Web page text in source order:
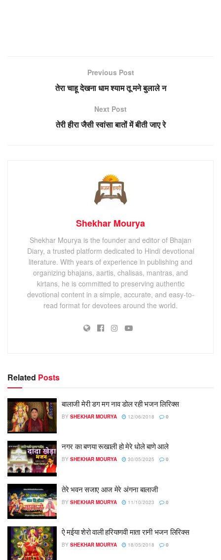
Previous Post
तेरा चाहू देखना धाम श्याम तू मने बुलाले न
Next Post
तेरी हीरा जैसी स्वांसा बातों में बीती जाए रे
Shekhar Mourya
Shekhar Mourya is the founder and editor of Bhajan
Diary, a trusted platform dedicated to Hindi devotional
literature. With years of experience in publishing and
organizing bhajans, aartis, chalisas, mantras, and
kirtans, he is committed to preserving authentic
devotional content in a simple, accurate, and easy-to-
read format for devotees around the world.
Related Posts
बालाजी मेरी डग मग नाव डोल रही भजन लिरिक्स
BY SHEKHAR MOURYA 12/06/2018 0
नगर का बणया रूखाली हो मेरे धोले बाणे आले
BY SHEKHAR MOURYA 30/05/2025 0
तेरे भवन सजाए आज मेरे अंगना बालाजी
BY SHEKHAR MOURYA 11/10/2023 0
ऐ मईया शेरो वाली हरियाणवी माता रानी भजन लिरिक्स
BY SHEKHAR MOURYA 18/05/2018 0